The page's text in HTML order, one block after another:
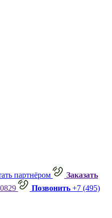
партнёром
Заказать
Позвонить +7 (495)